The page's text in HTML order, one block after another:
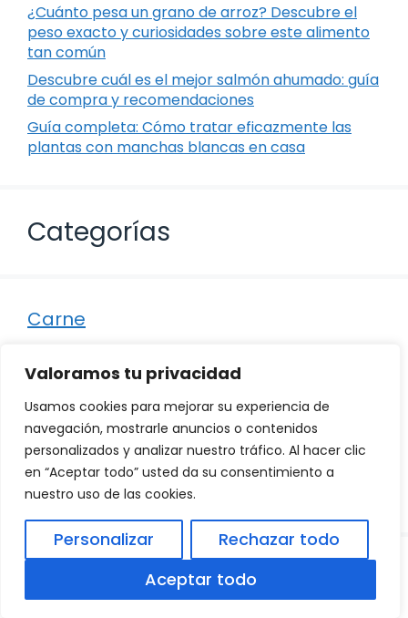
Valoramos tu privacidad
Usamos cookies para mejorar su experiencia de
navegación, mostrarle anuncios o contenidos
personalizados y analizar nuestro tráfico. Al hacer clic
en “Aceptar todo” usted da su consentimiento a
nuestro uso de las cookies.
Personalizar
Rechazar todo
Aceptar todo
¿Cuánto pesa un grano de arroz? Descubre el
peso exacto y curiosidades sobre este alimento
tan común
Descubre cuál es el mejor salmón ahumado: guía
de compra y recomendaciones
Guía completa: Cómo tratar eficazmente las
plantas con manchas blancas en casa
Categorías
Carne
Marisco
Otro
Pescado
Recetas
Política de Privacidad Aviso Legal|
Política de Cookies